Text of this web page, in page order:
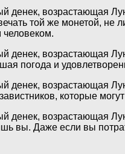
денек, возрастающая
той же монетой,
человеком.
денек, возрастающая
погода и
денек, возрастающая
которые
денек, возрастающая
вы. Даже если вы